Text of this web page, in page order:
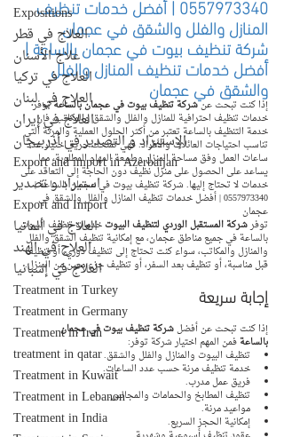
Expositions
العلاج في قطر
علاج الأسنان
العلاج في تركيا
العلاج في لبنان
العلاج في إيران
الإستيراد و التصدير في أذربيجان
Export and import in Azerbaijan
استيراد و تصدير
Export and Import
العلاج في ألمانيا
العلاج في الهند
العلاج في إسبانيا
Treatment in Turkey
Treatment in Germany
Treatment in Iran
treatment in qatar
Treatment in Kuwait
Treatment in Lebanon
Treatment in India
0557973340 | أفضل خدمات تنظيف
المنازل والفلل والشقق في عجمان
شركة تنظيف بيوت في عجمان بالساعة |
أفضل خدمات تنظيف المنازل والفلل
والشقق في عجمان
إذا كنت تبحث عن شركة تنظيف بيوت في عجمان بالساعة توفر
خدمات تنظيف احترافية للمنازل والفلل والشقق والمكاتب، فإن
خدمة التنظيف بالساعة تعتبر من أكثر الحلول العملية والمرنة التي
تناسب احتياجات العائلات والأفراد. فهي تمنحك حرية اختيار عدد
ساعات العمل وفق مساحة المنزل وطبيعة المهام المطلوبة، مما
يساعد على الحصول على منزل نظيف دون الحاجة إلى التعاقد على
خدمات لا تحتاج إليها. شركة تنظيف بيوت في عجمان بالساعة |
0557973340 | أفضل خدمات تنظيف المنازل والفلل والشقق في
عجمان
توفر شركة المستقبل الوردي لتنظيف البيوت خدمات تنظيف البيوت
بالساعة في جميع مناطق عجمان، مع إمكانية تنظيف الشقق والفلل
والمنازل والمكاتب، سواء كنت تحتاج إلى تنظيف دوري، أو تنظيف
قبل مناسبة، أو تنظيف بعد السفر، أو تنظيف جزء معين من المنزل.
إجابة سريعة
إذا كنت تبحث عن أفضل شركة تنظيف بيوت في عجمان
بالساعة فمن المهم اختيار شركة توفر:
تنظيف البيوت والمنازل والفلل والشقق.
خدمة تنظيف مرنة حسب عدد الساعات.
فريق عمل مدرب.
تنظيف المطابخ والحمامات والمجالس.
مواعيد مرنة.
إمكانية الحجز السريع.